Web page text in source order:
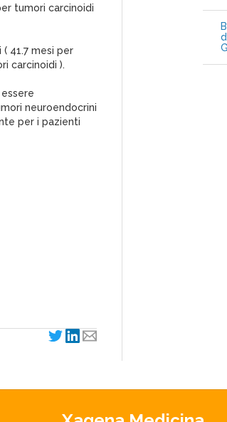
tumori carcinoidi
41.7 mesi per
carcinoidi ).
neuroendocrini
per i pazienti